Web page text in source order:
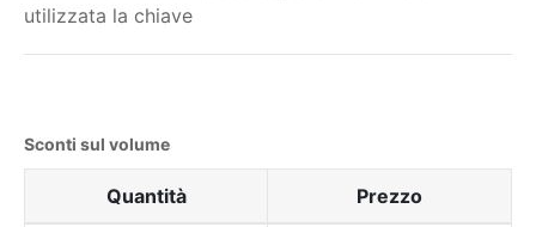
utilizzata la chiave
Sconti sul volume
Quantità Prezzo